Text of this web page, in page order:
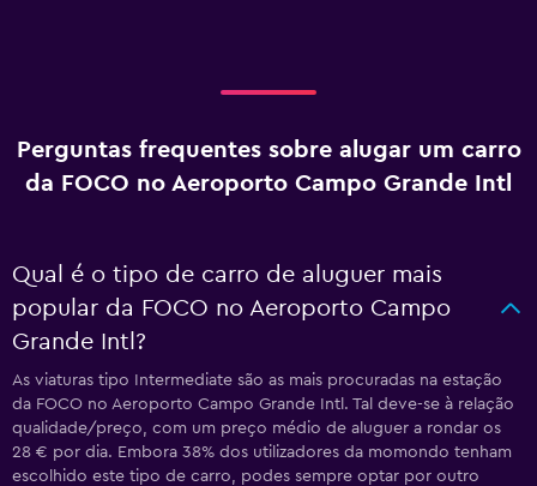
Perguntas frequentes sobre alugar um carro
da FOCO no Aeroporto Campo Grande Intl
Qual é o tipo de carro de aluguer mais
popular da FOCO no Aeroporto Campo
Grande Intl?
As viaturas tipo Intermediate são as mais procuradas na estação
da FOCO no Aeroporto Campo Grande Intl. Tal deve-se à relação
qualidade/preço, com um preço médio de aluguer a rondar os
28 € por dia. Embora 38% dos utilizadores da momondo tenham
escolhido este tipo de carro, podes sempre optar por outro